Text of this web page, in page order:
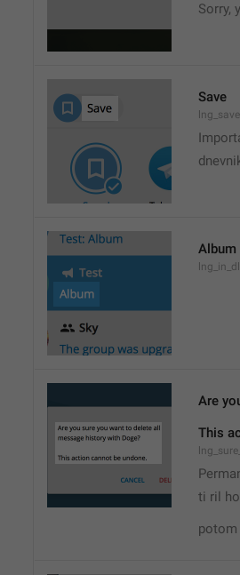
Sorry,
Save
Album
Are
This
ti ril
potom